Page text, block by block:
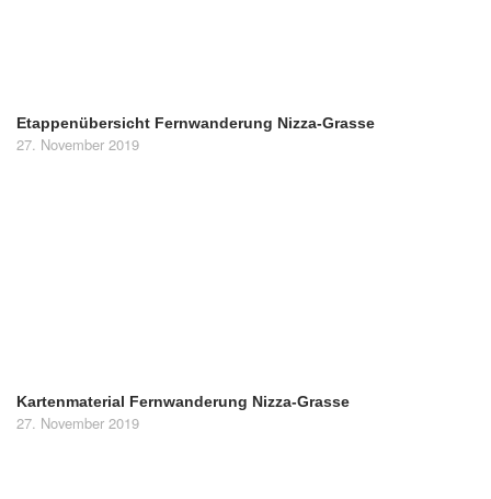
Etappenübersicht Fernwanderung Nizza-Grasse
27. November 2019
Kartenmaterial Fernwanderung Nizza-Grasse
27. November 2019